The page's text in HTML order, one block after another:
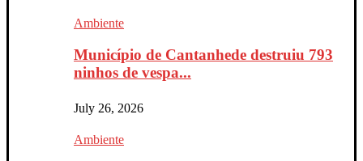
Ambiente
Município de Cantanhede destruiu 793
ninhos de vespa...
July 26, 2026
Ambiente